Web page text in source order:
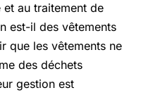
au traitement de
est-il des vêtements
que les vêtements ne
des déchets
gestion est